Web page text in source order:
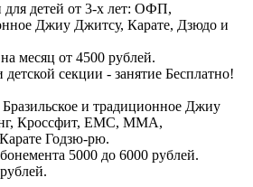
детей от 3-х лет: ОФП,
Джиу Джитсу, Карате, Дзюдо и
месяц от 4500 рублей.
секции - занятие Бесплатно!
и традиционное Джиу
Кроссфит, EMC, ММА,
Годзю-рю.
5000 до 6000 рублей.